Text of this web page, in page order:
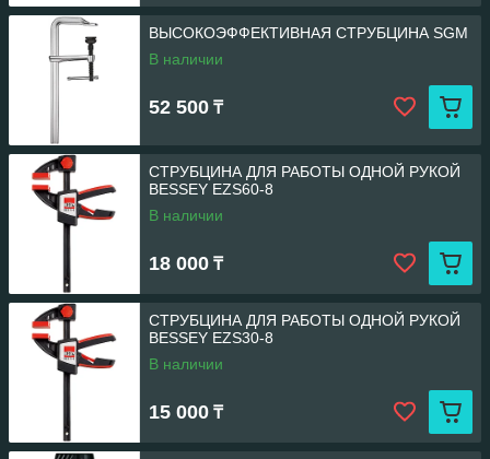
ВЫСОКОЭФФЕКТИВНАЯ СТРУБЦИНА SGM
В наличии
52 500 ₸
СТРУБЦИНА ДЛЯ РАБОТЫ ОДНОЙ РУКОЙ
BESSEY EZS60-8
В наличии
18 000 ₸
СТРУБЦИНА ДЛЯ РАБОТЫ ОДНОЙ РУКОЙ
BESSEY EZS30-8
В наличии
15 000 ₸